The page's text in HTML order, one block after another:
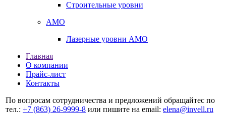
Строительные уровни
AMO
Лазерные уровни AMO
Главная
О компании
Прайс-лист
Контакты
По вопросам сотрудничества и предложений обращайтес по
тел.: +7 (863) 26‐9999‐8 или пишите на email: elena@invell.ru